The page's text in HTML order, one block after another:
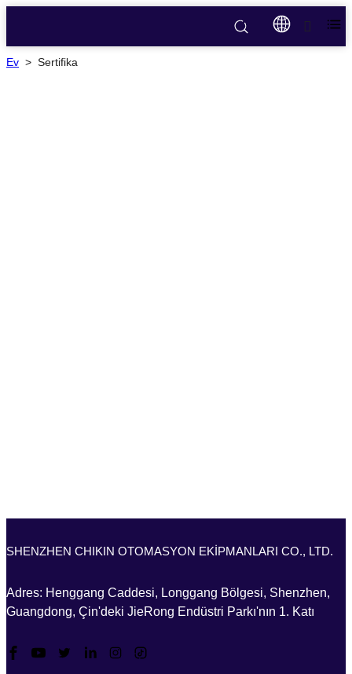
Ev > Sertifika
SHENZHEN CHIKIN OTOMASYON EKİPMANLARI CO., LTD.
Adres: Henggang Caddesi, Longgang Bölgesi, Shenzhen,
Guangdong, Çin'deki JieRong Endüstri Parkı'nın 1. Katı